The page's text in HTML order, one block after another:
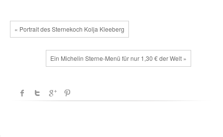
« Portrait des Sternekoch Kolja Kleeberg
Ein Michelin Sterne-Menü für nur 1,30 € der Welt »